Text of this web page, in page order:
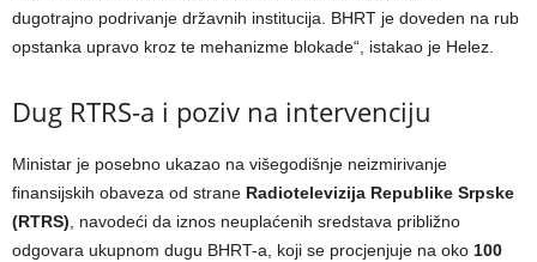
dugotrajno podrivanje državnih institucija. BHRT je doveden na rub
opstanka upravo kroz te mehanizme blokade“, istakao je Helez.
Dug RTRS-a i poziv na intervenciju
Ministar je posebno ukazao na višegodišnje neizmirivanje
finansijskih obaveza od strane Radiotelevizija Republike Srpske
(RTRS) , navodeći da iznos neuplaćenih sredstava približno
odgovara ukupnom dugu BHRT-a, koji se procjenjuje na oko 100